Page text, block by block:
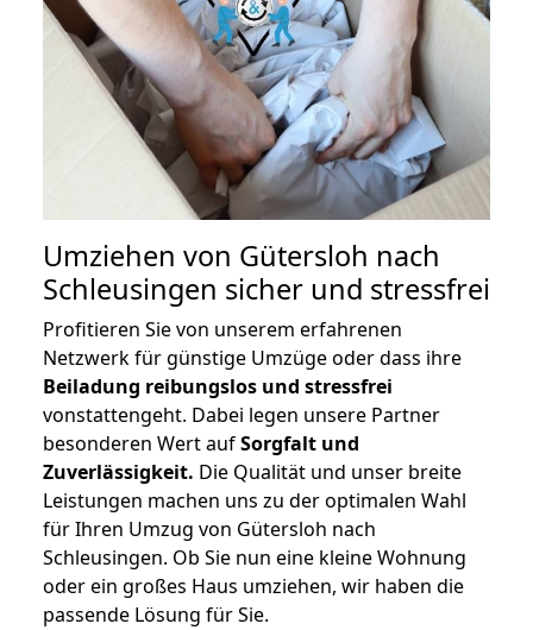
Umziehen von Gütersloh nach
Schleusingen sicher und stressfrei
Profitieren Sie von unserem erfahrenen
Netzwerk für günstige Umzüge oder dass ihre
Beiladung reibungslos und stressfrei
vonstattengeht. Dabei legen unsere Partner
besonderen Wert aufSorgfalt und
Zuverlässigkeit. Die Qualität und unser breite
Leistungen machen uns zu der optimalen Wahl
für Ihren Umzug von Gütersloh nach
Schleusingen. Ob Sie nun eine kleine Wohnung
oder ein großes Haus umziehen, wir haben die
passende Lösung für Sie.